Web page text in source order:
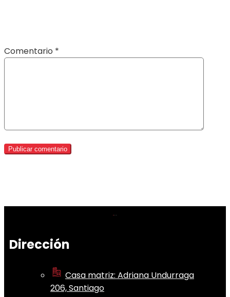
Comentario *
Dirección
Casa matriz: Adriana Undurraga
206, Santiago